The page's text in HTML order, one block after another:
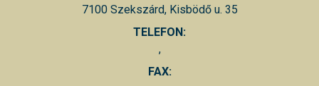
7100 Szekszárd, Kisbödő u. 35
TELEFON:
,
FAX: